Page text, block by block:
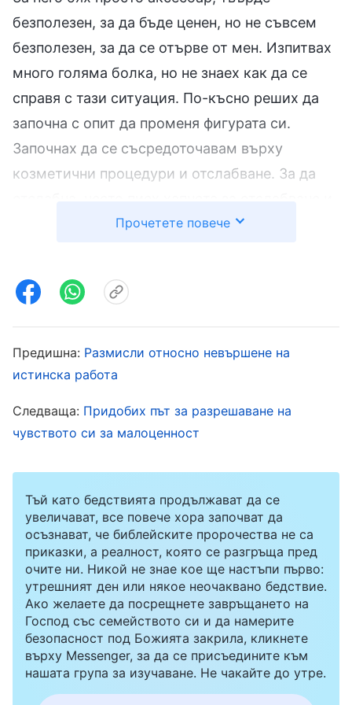
безполезен, за да бъде ценен, но не съвсем
безполезен, за да се отърве от мен. Изпитвах
много голяма болка, но не знаех как да се
справя с тази ситуация. По-късно реших да
започна с опит да променя фигурата си.
Започнах да се съсредоточавам върху
козметични процедури и отслабване. За да
си купувах стягащо бельо. Дори ходих на
със слабеенето, често ми се виеше свят и ми
се гадеше, а когато станеше наистина зле,
дори не можех да се движа, докато лежах в
леглото. Изпитвах голяма болка и не исках да
усилията ми се отплатиха. Благодарение на
постоянството и упоритата си работа в
борбата с килограмите, в крайна сметка
станах много по-слаба. Съпругът ми започна
да ме гледа по различен начин и се отнасяше
с мен много по-добре от преди. Понякога
дори ме водеше на събирания с приятелите
си. Изглеждаше, че отдавна изгубеното ми
щастие най-после се е завърнало, и аз бях
Прочетете повече
Предишна: Размисли относно невършене на
истинска работа
Следваща: Придобих път за разрешаване на
чувството си за малоценност
Тъй като бедствията продължават да се
увеличават, все повече хора започват да
осъзнават, че библейските пророчества не са
приказки, а реалност, която се разгръща пред
очите ни. Никой не знае кое ще настъпи първо:
утрешният ден или някое неочаквано бедствие.
Ако желаете да посрещнете завръщането на
Господ със семейството си и да намерите
безопасност под Божията закрила, кликнете
върху Messenger, за да се присъедините към
нашата група за изучаване. Не чакайте до утре.